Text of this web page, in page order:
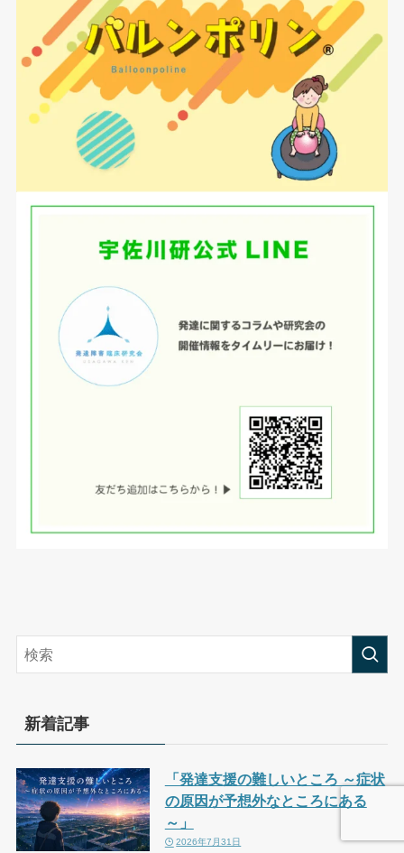
新着記事
「発達支援の難しいところ ～症状
の原因が予想外なところにある
～」
2026年7月31日